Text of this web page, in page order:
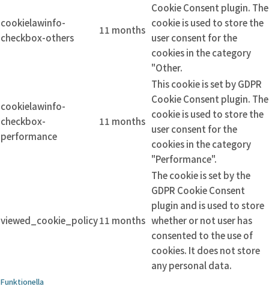
cookielawinfo-
checkbox-others
11 months
Cookie Consent plugin. The
cookie is used to store the
user consent for the
cookies in the category
"Other.
cookielawinfo-
checkbox-
performance
11 months
This cookie is set by GDPR
Cookie Consent plugin. The
cookie is used to store the
user consent for the
cookies in the category
"Performance".
viewed_cookie_policy11 months
The cookie is set by the
GDPR Cookie Consent
plugin and is used to store
whether or not user has
consented to the use of
cookies. It does not store
any personal data.
Funktionella